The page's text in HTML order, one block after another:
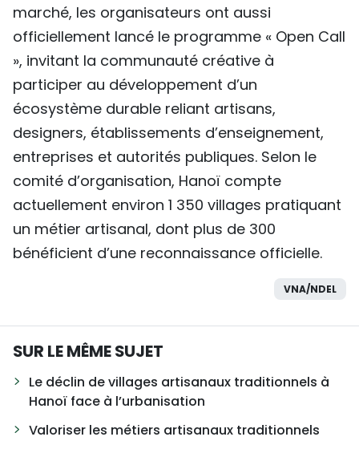
marché, les organisateurs ont aussi
officiellement lancé le programme « Open Call
», invitant la communauté créative à
participer au développement d’un
écosystème durable reliant artisans,
designers, établissements d’enseignement,
entreprises et autorités publiques. Selon le
comité d’organisation, Hanoï compte
actuellement environ 1 350 villages pratiquant
un métier artisanal, dont plus de 300
bénéficient d’une reconnaissance officielle.
VNA/NDEL
SUR LE MÊME SUJET
Le déclin de villages artisanaux traditionnels à
Hanoï face à l’urbanisation
Valoriser les métiers artisanaux traditionnels